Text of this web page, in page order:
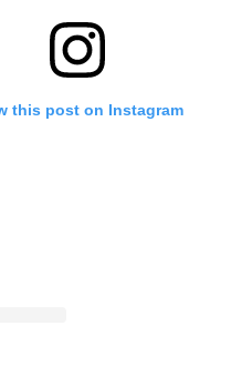
this post on Instagram